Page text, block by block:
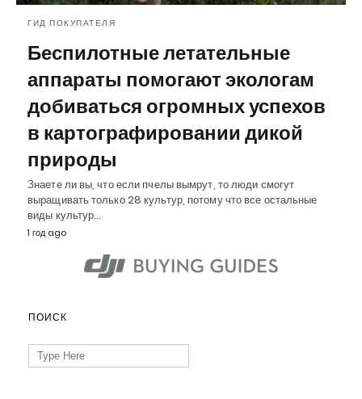
ГИД ПОКУПАТЕЛЯ
Беспилотные летательные
аппараты помогают экологам
добиваться огромных успехов
в картографировании дикой
природы
Знаете ли вы, что если пчелы вымрут, то люди смогут
выращивать только 28 культур, потому что все остальные
виды культур…
1 год ago
ПОИСК
Search
for: